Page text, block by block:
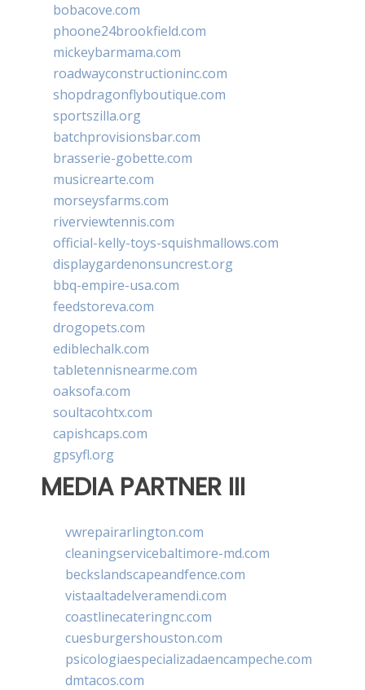
bobacove.com
phoone24brookfield.com
mickeybarmama.com
roadwayconstructioninc.com
shopdragonflyboutique.com
sportszilla.org
batchprovisionsbar.com
brasserie-gobette.com
musicrearte.com
morseysfarms.com
riverviewtennis.com
official-kelly-toys-squishmallows.com
displaygardenonsuncrest.org
bbq-empire-usa.com
feedstoreva.com
drogopets.com
ediblechalk.com
tabletennisnearme.com
oaksofa.com
soultacohtx.com
capishcaps.com
gpsyfl.org
MEDIA PARTNER III
vwrepairarlington.com
cleaningservicebaltimore-md.com
beckslandscapeandfence.com
vistaaltadelveramendi.com
coastlinecateringnc.com
cuesburgershouston.com
psicologiaespecializadaencampeche.com
dmtacos.com